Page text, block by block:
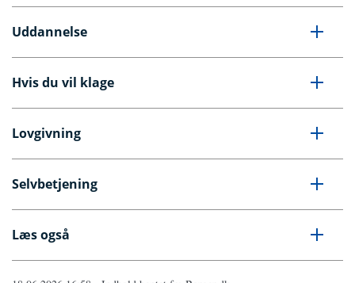
Uddannelse
Hvis du vil klage
Lovgivning
Selvbetjening
Læs også